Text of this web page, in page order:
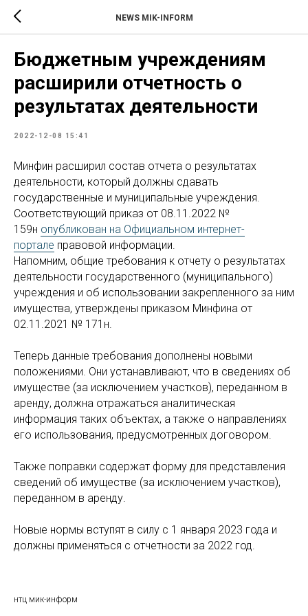
NEWS MIK-INFORM
Бюджетным учреждениям
расширили отчетность о
результатах деятельности
2022-12-08 15:41
Минфин расширил состав отчета о результатах
деятельности, который должны сдавать
государственные и муниципальные учреждения.
Соответствующий приказ от 08.11.2022 №
159н опубликован на Официальном интернет-
портале правовой информации.
Напомним, общие требования к отчету о результатах
деятельности государственного (муниципального)
учреждения и об использовании закрепленного за ним
имущества, утверждены приказом Минфина от
02.11.2021 № 171н.
Теперь данные требования дополнены новыми
положениями. Они устанавливают, что в сведениях об
имуществе (за исключением участков), переданном в
аренду, должна отражаться аналитическая
информация таких объектах, а также о направлениях
его использования, предусмотренных договором.
Также поправки содержат форму для представления
сведений об имуществе (за исключением участков),
переданном в аренду.
Новые нормы вступят в силу с 1 января 2023 года и
должны применяться с отчетности за 2022 год.
нтц мик-информ